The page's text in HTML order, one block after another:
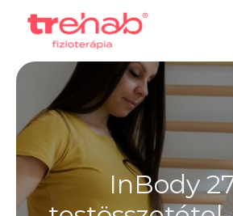
InBody